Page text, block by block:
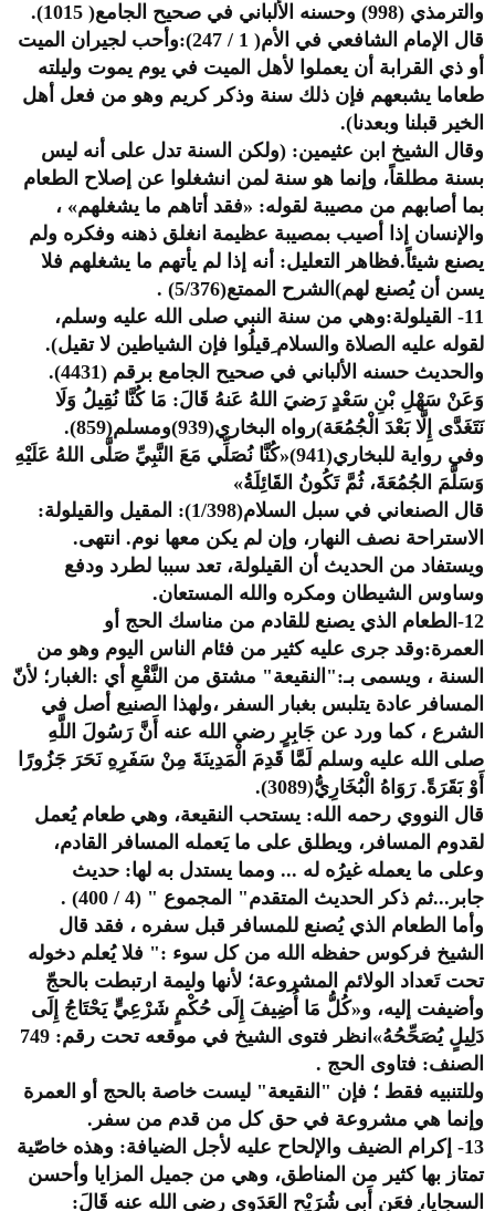
والترمذي (998) وحسنه الألباني في صحيح الجامع( 1015).
قال الإمام الشافعي في الأم( 1 / 247):وأحب لجيران الميت
أو ذي القرابة أن يعملوا لأهل الميت في يوم يموت وليلته
طعاما يشبعهم فإن ذلك سنة وذكر كريم وهو من فعل أهل
الخير قبلنا وبعدنا).
وقال الشيخ ابن عثيمين: (ولكن السنة تدل على أنه ليس
بسنة مطلقاً، وإنما هو سنة لمن انشغلوا عن إصلاح الطعام
بما أصابهم من مصيبة لقوله: «فقد أتاهم ما يشغلهم» ،
والإنسان إذا أصيب بمصيبة عظيمة انغلق ذهنه وفكره ولم
يصنع شيئاً.فظاهر التعليل: أنه إذا لم يأتهم ما يشغلهم فلا
يسن أن يُصنع لهم)الشرح الممتع(5/376) .
11- القيلولة:وهي من سنة النبي صلى الله عليه وسلم،
لقوله عليه الصلاة والسلام ِقيلُوا فإن الشياطين لا تقيل).
والحديث حسنه الألباني في صحيح الجامع برقم (4431).
وَعَنْ سَهْلِ بْنِ سَعْدٍ رَضيَ اللهُ عَنهُ قَالَ: مَا كُنَّا نُقِيلُ وَلَا
نَتَغَدَّى إِلَّا بَعْدَ الْجُمُعَة)رواه البخاري(939)ومسلم(859).
وفي رواية للبخاري(941)«كُنَّا نُصَلِّي مَعَ النَّبِيِّ صَلَّى اللهُ عَلَيْهِ
وَسَلَّمَ الجُمُعَةَ، ثُمَّ تَكُونُ القَائِلَةُ»
قال الصنعاني في سبل السلام(1/398): المقيل والقيلولة:
الاستراحة نصف النهار، وإن لم يكن معها نوم. انتهى.
ويستفاد من الحديث أن القيلولة، تعد سببا لطرد ودفع
وساوس الشيطان ومكره والله المستعان.
12-الطعام الذي يصنع للقادم من مناسك الحج أو
العمرة:وقد جرى عليه كثير من فئام الناس اليوم وهو من
السنة ، ويسمى بـ:"النقيعة" مشتق من النَّقْعِ أي :الغبار؛ لأنّ
المسافر عادة يتلبس بغبار السفر ،ولهذا الصنيع أصل في
الشرع ، كما ورد عن جَابِرٍ رضي الله عنه أَنَّ رَسُولَ اللَّهِ
صلى الله عليه وسلم لَمَّا قَدِمَ الْمَدِينَةَ مِنْ سَفَرِهِ نَحَرَ جَزُورًا
أَوْ بَقَرَةً. رَوَاهُ الْبُخَارِيُّ(3089).
قال النووي رحمه الله: يستحب النقيعة، وهي طعام يُعمل
لقدوم المسافر، ويطلق على ما يَعمله المسافر القادم،
وعلى ما يعمله غيرُه له ... ومما يستدل به لها: حديث
جابر...ثم ذكر الحديث المتقدم" المجموع " (4 / 400) .
وأما الطعام الذي يُصنع للمسافر قبل سفره ، فقد قال
الشيخ فركوس حفظه الله من كل سوء :" فلا يُعلم دخوله
تحت تَعداد الولائم المشروعة؛ لأنها وليمة ارتبطت بالحجّ
وأضيفت إليه، و«كُلُّ مَا أُضِيفَ إِلَى حُكْمٍ شَرْعِيٍّ يَحْتَاجُ إِلَى
دَلِيلٍ يُصَحِّحُهُ»انظر فتوى الشيخ في موقعه تحت رقم: 749
الصنف: فتاوى الحج .
وللتنبيه فقط ؛ فإن "النقيعة" ليست خاصة بالحج أو العمرة
وإنما هي مشروعة في حق كل من قدم من سفر.
13- إكرام الضيف والإلحاح عليه لأجل الضيافة: وهذه خاصّية
تمتاز بها كثير من المناطق، وهي من جميل المزايا وأحسن
السجايا، فعَن أَبِي شُرَيْحٍ العَدَوِي رضي الله عنه قَالَ: